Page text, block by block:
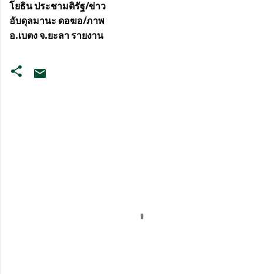
โยธิน ประชามติรัฐ/ข่าว
อับดุลมานะ ดอฆอ/ภาพ
อ.เบตง จ.ยะลา รายงาน